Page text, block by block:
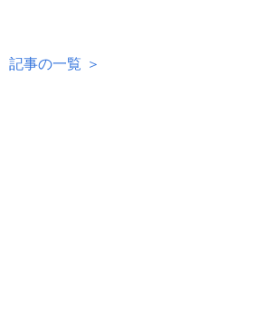
記事の一覧 ＞